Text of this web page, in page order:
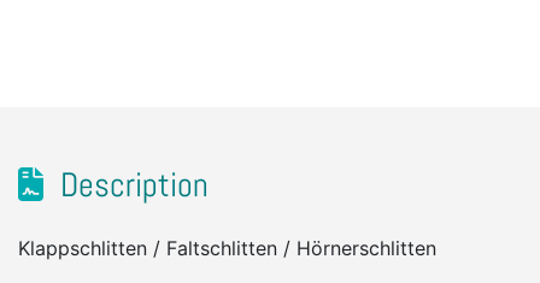
Description
Klappschlitten / Faltschlitten / Hörnerschlitten